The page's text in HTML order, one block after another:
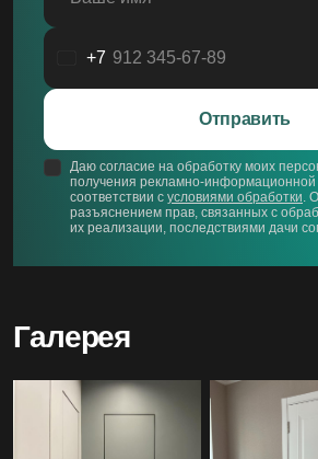
Россия
+7
Отправить
Даю согласие на обработку моих
получения рекламно-информационной
соответствии с условиями обработки .
разъяснением прав, связанных с
их реализации, последствиями дачи
Галерея